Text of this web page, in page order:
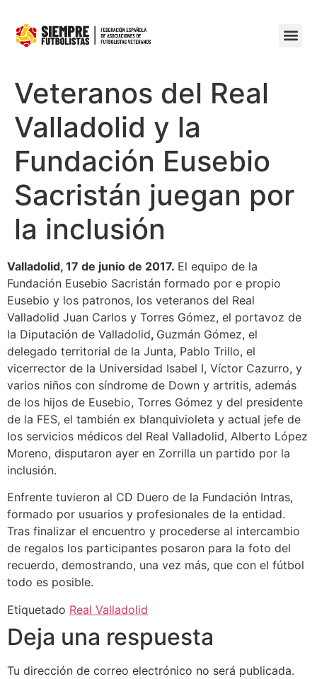
Veteranos del Real
Valladolid y la
Fundación Eusebio
Sacristán juegan por
la inclusión
Valladolid, 17 de junio de 2017. El equipo de la
Fundación Eusebio Sacristán formado por e propio
Eusebio y los patronos, los veteranos del Real
Valladolid Juan Carlos y Torres Gómez, el portavoz de
la Diputación de Valladolid, Guzmán Gómez, el
delegado territorial de la Junta, Pablo Trillo, el
vicerrector de la Universidad Isabel I, Víctor Cazurro, y
varios niños con síndrome de Down y artritis, además
de los hijos de Eusebio, Torres Gómez y del presidente
de la FES, el también ex blanquivioleta y actual jefe de
los servicios médicos del Real Valladolid, Alberto López
Moreno, disputaron ayer en Zorrilla un partido por la
inclusión.
Enfrente tuvieron al CD Duero de la Fundación Intras,
formado por usuarios y profesionales de la entidad.
Tras finalizar el encuentro y procederse al intercambio
de regalos los participantes posaron para la foto del
recuerdo, demostrando, una vez más, que con el fútbol
todo es posible.
Etiquetado Real Valladolid
Deja una respuesta
Tu dirección de correo electrónico no será publicada.